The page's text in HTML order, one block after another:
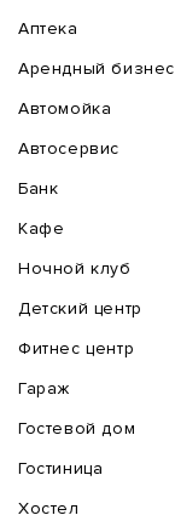
Аптека
Арендный бизнес
Автомойка
Автосервис
Банк
Кафе
Ночной клуб
Детский центр
Фитнес центр
Гараж
Гостевой дом
Гостиница
Хостел